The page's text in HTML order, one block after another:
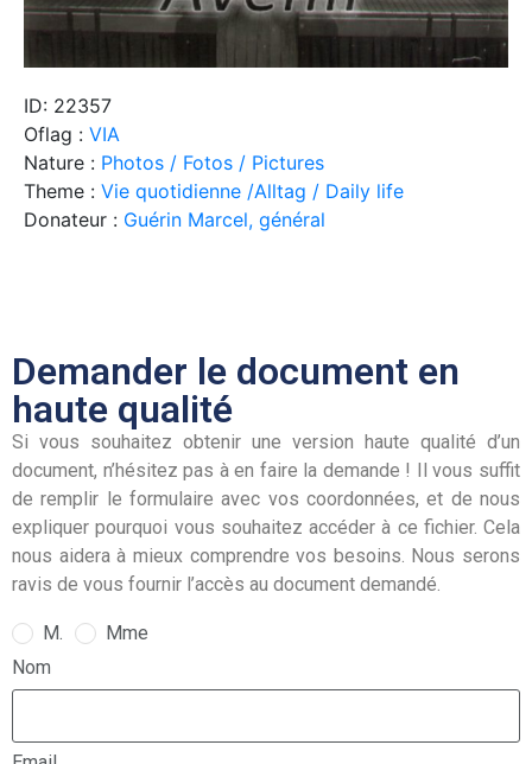
ID: 22357
Oflag : VIA
Nature : Photos / Fotos / Pictures
Theme : Vie quotidienne /Alltag / Daily life
Donateur : Guérin Marcel, général
Demander le document en
haute qualité
Si vous souhaitez obtenir une version haute qualité d’un
document, n’hésitez pas à en faire la demande ! Il vous suffit
de remplir le formulaire avec vos coordonnées, et de nous
expliquer pourquoi vous souhaitez accéder à ce fichier. Cela
nous aidera à mieux comprendre vos besoins. Nous serons
ravis de vous fournir l’accès au document demandé.
M.
Mme
Nom